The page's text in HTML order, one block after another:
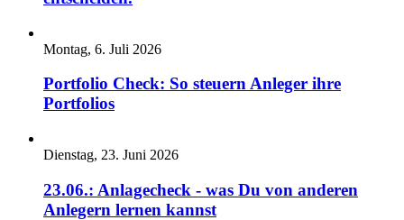
Montag, 6. Juli 2026
Portfolio Check: So steuern Anleger ihre
Portfolios
Dienstag, 23. Juni 2026
23.06.: Anlagecheck - was Du von anderen
Anlegern lernen kannst